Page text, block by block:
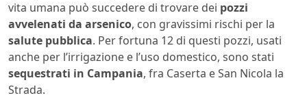
vita umana può succedere di trovare dei pozzi
avvelenati da arsenico, con gravissimi rischi per la
salute pubblica. Per fortuna 12 di questi pozzi, usati
anche per l’irrigazione e l’uso domestico, sono stati
sequestrati in Campania, fra Caserta e San Nicola la
Strada.